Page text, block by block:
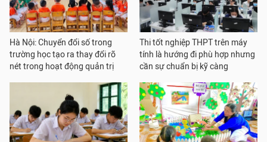
Hà Nội: Chuyển đổi số trong
trường học tạo ra thay đổi rõ
nét trong hoạt động quản trị
Thi tốt nghiệp THPT trên máy
tính là hướng đi phù hợp nhưng
cần sự chuẩn bị kỹ càng